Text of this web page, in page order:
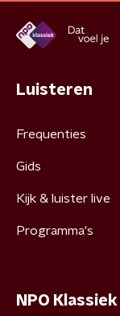
Luisteren
Frequenties
Gids
Kijk & luister live
Programma's
NPO